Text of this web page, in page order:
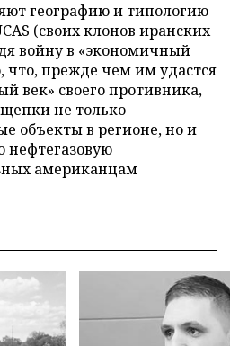
географию и типологию
(своих клонов иранских
войну в «экономичный
прежде чем им удастся
век» своего противника,
не только
объекты в регионе, но и
нефтегазовую
американцам